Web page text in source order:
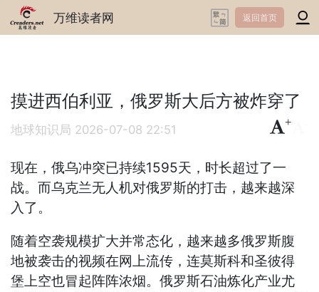
万维读者网 返回首页
摸进西伯利亚，俄罗斯大后方被炸穿了
地球知识局 2026-07-08 22:51
+
现在，俄乌冲突已持续1595天，时长超过了一
战。而乌克兰无人机对俄罗斯的打击，越来越深
入了。
随着空袭规模扩大并常态化，越来越多俄罗斯腹
地被袭击的视频在网上流传，连莫斯科和圣彼得
堡上空也冒起阵阵浓烟。俄罗斯石油炼化产业尤